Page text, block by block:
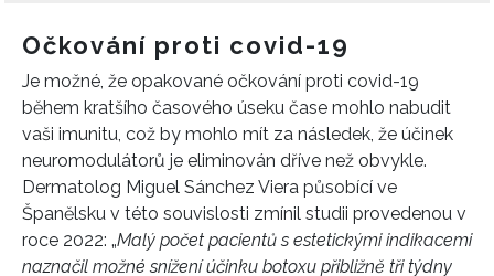
Očkování proti covid-19
Je možné, že opakované očkování proti covid-19
během kratšího časového úseku čase mohlo nabudit
vaši imunitu, což by mohlo mít za následek, že účinek
neuromodulátorů je eliminován dříve než obvykle.
Dermatolog Miguel Sánchez Viera působící ve
Španělsku v této souvislosti zmínil studii provedenou v
roce 2022: „Malý počet pacientů s estetickými indikacemi
naznačil možné snížení účinku botoxu přibližně tři týdny